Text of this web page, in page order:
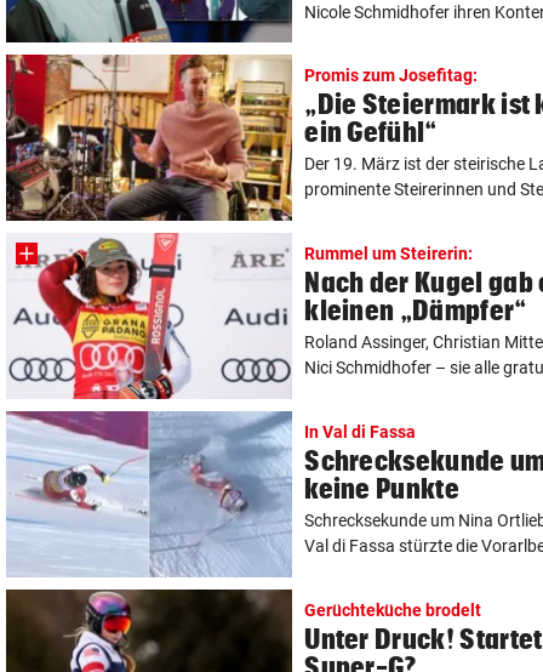
Nicole Schmidhofer ihren
Promis zum Josefitag:
„Die Steiermark ist
ein Gefühl“
Der 19. März ist der steirische
prominente Steirerinnen und
Rummel um Steirerin:
Nach der Kugel
kleinen „Dämpfer“
Roland Assinger, Christian
Nici Schmidhofer – sie alle
In Val di Fassa
Schrecksekunde
keine Punkte
Schrecksekunde um Nina
Val di Fassa stürzte die
Gerüchteküche brodelt
Unter Druck!